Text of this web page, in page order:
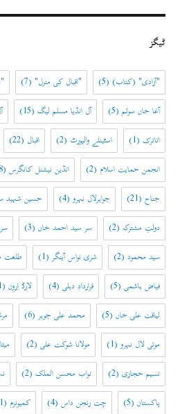
ٹیگز
"آزادی" (کتاب)(5) "اقبال کی منزل" (7)
آغا خاں سوئم(5) آل انڈیا مسلم لیگ(15)
اتاترک(1) اسٹینلے والپورٹ (2) اقبال (22)
انجمن حمایت اسلام (2) انڈین نیشنل کانگرس(8)
جناح(21) جواہرلال نہرو(4) حسین شہید
دولتِ مشترکہ(2) سر سید احمد خاں(3)
سید محمود(2) شری نواس آینگر(1) طلعت
فیاض ہاشمی(5) قراردادِ دہلی(4) لارڈ اِروِن(1)
لیاقت علی خاں(5) محمد علی جوہر(6)
موتی لال نہرو(1) مولانا شوکت علی(2)
نسیم حجازی(2) نواب محسن الملک(2)
پاکستان(5) چت رنجن داس(4) کمیونزم (1)